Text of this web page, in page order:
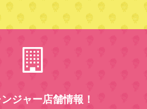
ジャー店舗情報！